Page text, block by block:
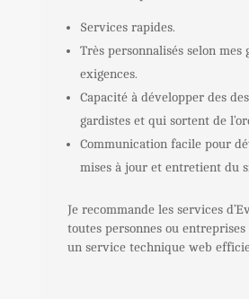
Services rapides.
Très personnalisés selon mes
exigences.
Capacité à développer des
gardistes et qui sortent de
Communication facile pour
mises à jour et entretient du
Je recommande les services
toutes personnes ou
un service technique web